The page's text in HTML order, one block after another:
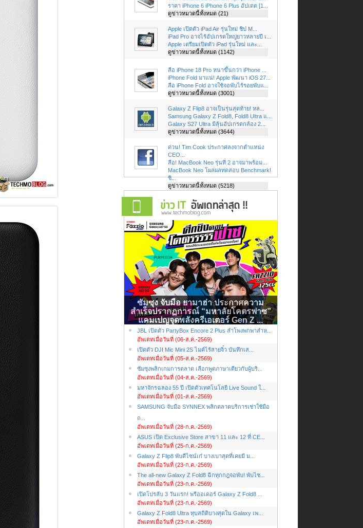
ราคา iPhone 6 iPhone 6 Plus อัปเดต [1...
ดูข่าวหมวดนี้ทั้งหมด (21)
Apple เปิดตัว iPad Air รุ่นใหม่ ชิป M...
iPad Pro อาจไร้อัปเกรดใหญ่ยาวหลายปี เ...
Apple เตรียมเปิดตัว iPad รุ่นใหม่ และ...
ดูข่าวหมวดนี้ทั้งหมด (1142)
ลือ iPhone 18 Pro หนาขึ้นกว่า iPhone ...
iPhone Fold มาแน่! Apple พัฒนา iOS 27...
ลือ iPhone Fold อาจใช้จอพับไร้รอยพับแ...
ดูข่าวหมวดนี้ทั้งหมด (3001)
Galaxy Z Flip8 อาจเป็นรุ่นสุดท้าย! หล...
Samsung Galaxy Z Fold8, Fold8 Ultra แ...
Galaxy S27 Ultra มีลุ้นอัปเกรดกล้อง 2...
ดูข่าวหมวดนี้ทั้งหมด (3644)
ด่วน! Tim Cook ประกาศลงจากตำแหน่ง
CEO...
ลือ! MacBook Neo รุ่นที่ 2 อาจมาพร้อม...
MacBook Neo โผล่ผลทดสอบ Benchmark!
ชิ...
ดูข่าวหมวดนี้ทั้งหมด (5218)
ซัมซุง จับมือ ยามาฮ่า ประกาศความ
สำเร็จปรากฏการณ์ “มหาลัยโคตรฟาซ”
แคมเปญจุดพลังครีเอเตอร์ Gen Z ...
JBL เปิดตัว PartyBox Encore 2 Plus ลำโพงพกพาสำห...
อัพเดทเมื่อวันที่ (06-ส.ค.-2569)
เปิดตัว DJI Mic Mini 2S ไมค์ไร้สายจิ๋ว บันทึกเส...
อัพเดทเมื่อวันที่ (05-ส.ค.-2569)
ซัมซุงพลิกเกมการตลาด เลือกพูดภาษาเดียวกับผู้บริ...
อัพเดทเมื่อวันที่ (04-ส.ค.-2569)
มหาจักรฉลอง 55 ปี เปิดตัวเทคโนโลยี Live Sound ใ...
อัพเดทเมื่อวันที่ (01-ส.ค.-2569)
SAMSUNG จับมือ SYNNEX พลิกตลาดบริการเช่าใช้มือ
ถ...
อัพเดทเมื่อวันที่ (28-ก.ค.-2569)
ASUS เปิด Exclusive Store สาขา 11 และ 12 ที่ CE...
อัพเดทเมื่อวันที่ (25-ก.ค.-2569)
Galaxy Z Flip8 พับดีไซน์เก๋ บางเบาสุดที่เคยมี ม...
อัพเดทเมื่อวันที่ (23-ก.ค.-2569)
The all-new Galaxy Z Fold8 ฉีกทุกกฎจอพับ! พับไซ...
อัพเดทเมื่อวันที่ (23-ก.ค.-2569)
เปิดโปรลับ 3 วันแรก! พรีออเดอร์ Galaxy Z Fold8 ...
อัพเดทเมื่อวันที่ (23-ก.ค.-2569)
Galaxy Z Fold8 Ultra ทุบสถิติบางสุดใน Galaxy เพ...
อัพเดทเมื่อวันที่ (23-ก.ค.-2569)